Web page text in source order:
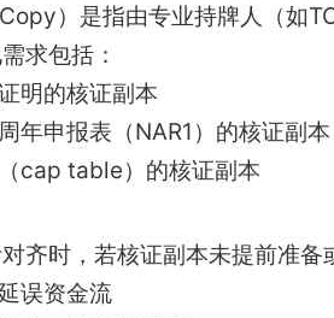
）是指由专业持牌人（如
求包括：
明的核证副本
年申报表（NAR1）的核证副本
cap table）的核证副本
齐时，若核证副本未提前准备
误资金流